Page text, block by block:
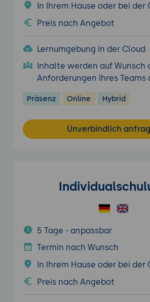
In Ihrem Hause oder bei der
Preis nach Angebot
Lernumgebung in der Cloud
Inhalte werden auf Wunsch
Anforderungen Ihres Teams
Präsenz Online Hybrid
Unverbindlich
5 Tage - anpassbar
Termin nach Wunsch
In Ihrem Hause oder bei der
Preis nach Angebot